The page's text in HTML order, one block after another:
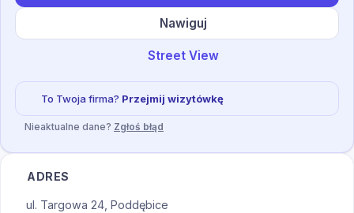
Nawiguj
Street View
To Twoja firma? Przejmij wizytówkę
Nieaktualne dane? Zgłoś błąd
ADRES
ul. Targowa 24, Poddębice